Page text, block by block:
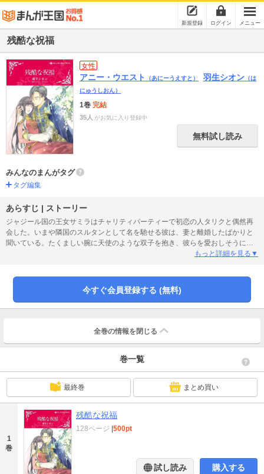
新規登録 ログイン メニュー
残酷な祝福
女性
アニー・ウエスト （あにーうえすと） 羽生シオン （は
にゅうしおん）
1巻 完結
35人 がお気に入り登録中
無料試し読み
みんなのまんがタグ
タグ編集
あらすじ | ストーリー
ジャジール国の王女サミラはチャリティパーティーで初恋の人タリクと偶然再
会した。いまや隣国のスルタンとして名を馳せる彼は、妻と離婚したばかりと
聞いている。たくましい腕に天使のような双子を抱き、彼らを愛おしそうに見
つめるタリクは昔以上に魅力的だ。これは二度と妊娠ができないと宣告された
タリク親子に自分との再婚話を持ちかけた。するとタリクの表情が一変し
もっと詳細を見る▼
今すぐ会員登録する (無料)
全巻の情報を 閉じる
巻一覧
最終巻 まとめ買い
1
巻
残酷な祝福
128ページ 500pt
試し読み 購入する